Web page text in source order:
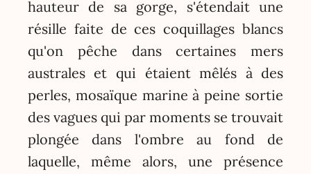
hauteur de sa gorge, s'étendait une
résille faite de ces coquillages blancs
qu'on pêche dans certaines mers
australes et qui étaient mêlés à des
perles, mosaïque marine à peine sortie
des vagues qui par moments se trouvait
plongée dans l'ombre au fond de
laquelle, même alors, une présence